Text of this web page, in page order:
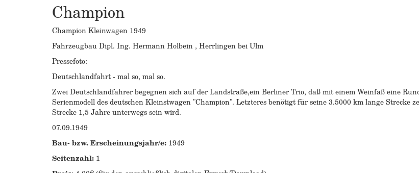
Champion
Champion Kleinwagen 1949
Fahrzeugbau Dipl. Ing. Hermann Holbein , Herrlingen bei Ulm
Pressefoto:
Deutschlandfahrt - mal so, mal so.
Zwei Deutschlandfahrer begegnen sich auf der Landstraße,ein Berliner Trio, daß mit einem Weinfaß eine
Serienmodell des deutschen Kleinstwagen "Champion". Letzteres benötigt für seine 3.5000 km lange Strecke
Strecke 1,5 Jahre unterwegs sein wird.
07.09.1949
Bau- bzw. Erscheinungsjahr/e: 1949
Seitenzahl: 1